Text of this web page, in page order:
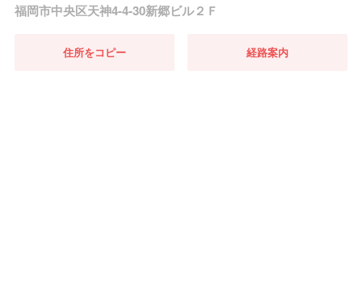
福岡市中央区天神4-4-30新郷ビル２Ｆ
住所をコピー 経路案内